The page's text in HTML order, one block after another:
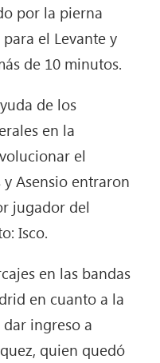
por la pierna
el Levante y
de 10 minutos.
de los
en la
el
Asensio entraron
jugador del
Isco.
en las bandas
en cuanto a la
ingreso a
quien quedó